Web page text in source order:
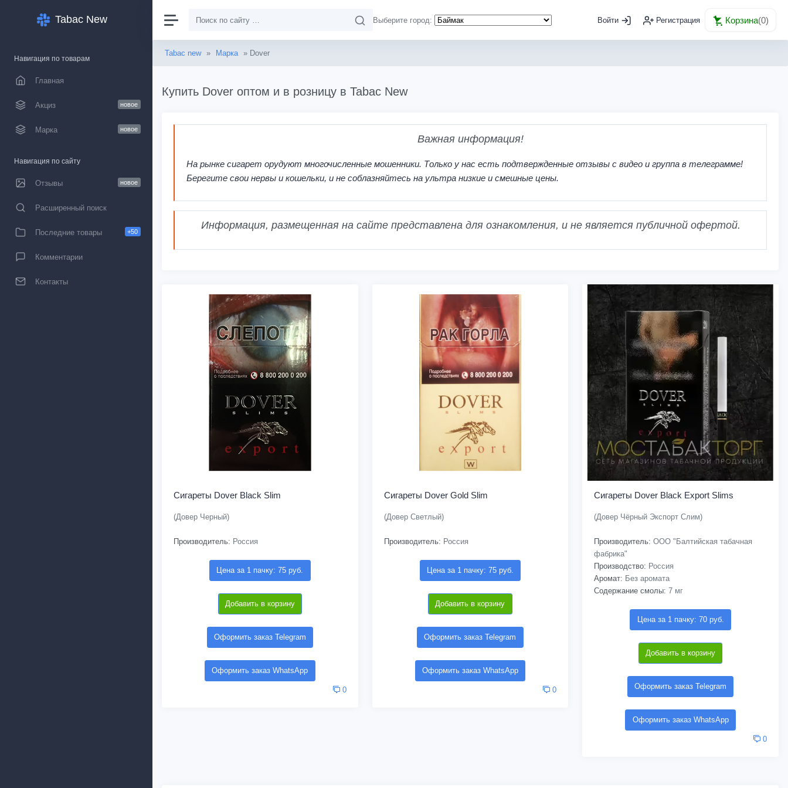
Tabac New
Навигация по товарам
Главная
Акциз новое
Марка новое
Навигация по сайту
Отзывы новое
Расширенный поиск
Последние товары +50
Комментарии
Контакты
Выберите город: Войти Регистрация Корзина(0)
Tabac new » Марка » Dover
Купить Dover оптом и в розницу в Tabac New
Важная информация!
На рынке сигарет орудуют многочисленные мошенники. Только у нас есть подтвержденные отзывы с видео и группа в телеграмме!
Берегите свои нервы и кошельки, и не соблазняйтесь на ультра низкие и смешные цены.
Информация, размещенная на сайте представлена для ознакомления, и не является публичной офертой.
Сигареты Dover Black Slim
(Довер Черный)
Производитель: Россия
Цена за 1 пачку: 75 руб.
Добавить в корзину
Оформить заказ Telegram
Оформить заказ WhatsApp
0
Сигареты Dover Gold Slim
(Довер Светлый)
Производитель: Россия
Цена за 1 пачку: 75 руб.
Добавить в корзину
Оформить заказ Telegram
Оформить заказ WhatsApp
0
Сигареты Dover Black Export Slims
(Довер Чёрный Экспорт Слим)
Производитель: ООО "Балтийская табачная
фабрика"
Производство: Россия
Аромат: Без аромата
Содержание смолы: 7 мг
Цена за 1 пачку: 70 руб.
Добавить в корзину
Оформить заказ Telegram
Оформить заказ WhatsApp
0